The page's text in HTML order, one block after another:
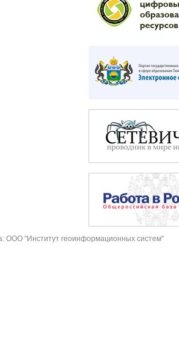
ООО "Институт геоинформационных систем"